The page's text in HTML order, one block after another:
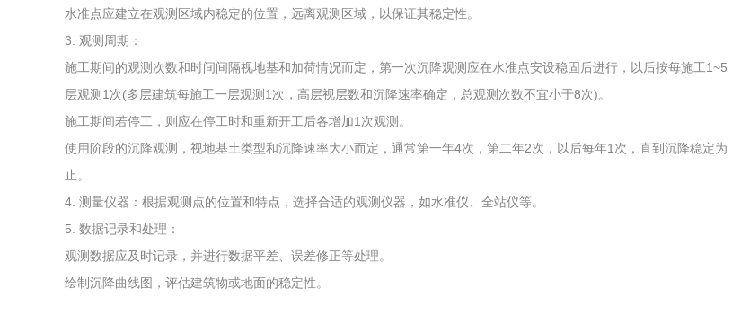
水准点应建立在观测区域内稳定的位置，远离观测区域，以保证其稳定性。
3. 观测周期：
施工期间的观测次数和时间间隔视地基和加荷情况而定，第一次沉降观测应在水准点安设稳固后进行，以后按每施工1~5
层观测1次(多层建筑每施工一层观测1次，高层视层数和沉降速率确定，总观测次数不宜小于8次)。
施工期间若停工，则应在停工时和重新开工后各增加1次观测。
使用阶段的沉降观测，视地基土类型和沉降速率大小而定，通常第一年4次，第二年2次，以后每年1次，直到沉降稳定为
止。
4. 测量仪器：根据观测点的位置和特点，选择合适的观测仪器，如水准仪、全站仪等。
5. 数据记录和处理：
观测数据应及时记录，并进行数据平差、误差修正等处理。
绘制沉降曲线图，评估建筑物或地面的稳定性。